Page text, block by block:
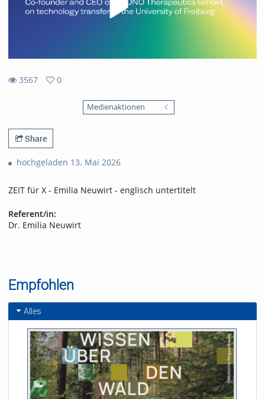
3567
0
Medienaktionen
Share
hochgeladen 13. Mai 2026
ZEIT für X - Emilia Neuwirt - englisch untertitelt
Referent/in:
Dr. Emilia Neuwirt
Empfohlen
Alles